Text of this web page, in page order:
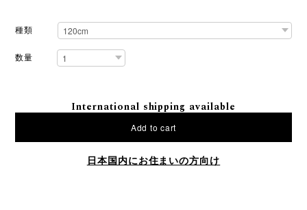
種類
数量
International shipping available
Add to cart
日本国内にお住まいの方向け